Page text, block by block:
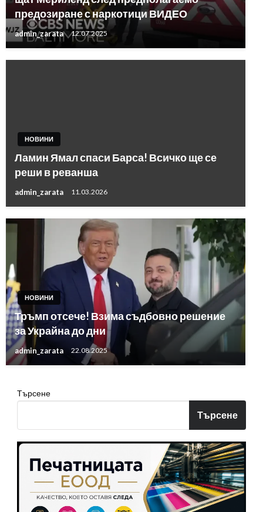
предозиране с наркотици ВИДЕО
admin_zarata 12.07.2025
НОВИНИ
Ламин Ямал спаси Барса! Всичко ще се
реши в реванша
admin_zarata 11.03.2026
НОВИНИ
Тръмп отсече! Взима съдбовно решение
за Украйна до дни
admin_zarata 22.08.2025
Търсене
Търсене